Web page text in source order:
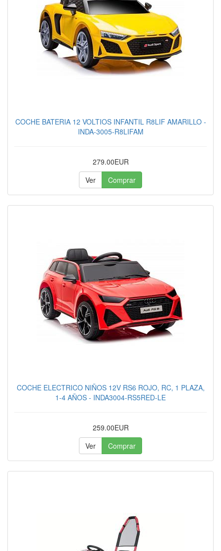
COCHE BATERIA 12 VOLTIOS INFANTIL R8LIF AMARILLO -
INDA-3005-R8LIFAM
279.00EUR
Ver
Comprar
COCHE ELECTRICO NIÑOS 12V RS6 ROJO, RC, 1 PLAZA,
1-4 AÑOS - INDA3004-RS5RED-LE
259.00EUR
Ver
Comprar